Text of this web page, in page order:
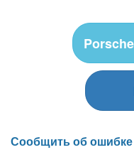
Сообщить об ошибке